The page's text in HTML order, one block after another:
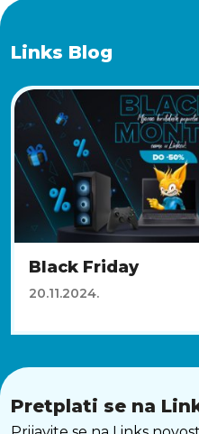
Links Blog
Black Friday
20.11.2024.
Pretplati se na